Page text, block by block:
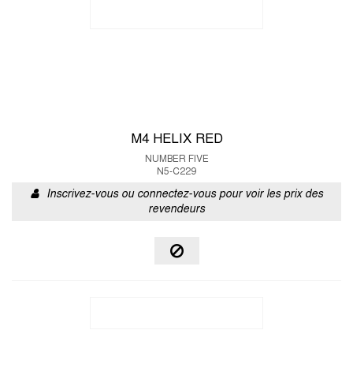
M4 HELIX RED
NUMBER FIVE
N5-C229
Inscrivez-vous ou connectez-vous pour voir les prix des
revendeurs